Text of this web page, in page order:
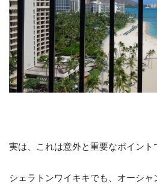
実は、これは意外と重要なポイント
シェラトンワイキキでも、オーシ